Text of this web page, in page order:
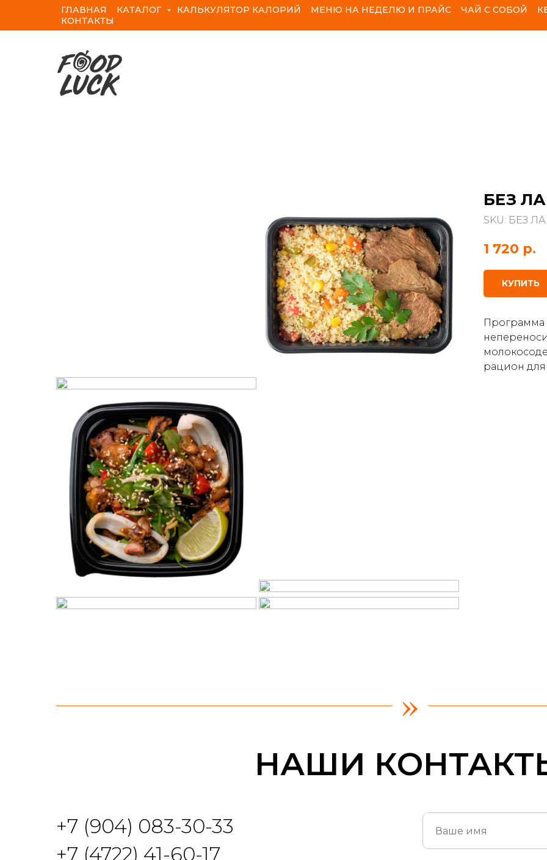
ГЛАВНАЯ КАТАЛОГ КАЛЬКУЛЯТОР КАЛОРИЙ МЕНЮ НА НЕДЕЛЮ И ПРАЙС ЧАЙ С СОБОЙ
КОНТАКТЫ
БЕЗ
SKU: БЕЗ
1 720 р.
КУПИТЬ
Программа
рацион
»
НАШИ
+7 (904) 083-30-33
+7 (4722) 41-60-17